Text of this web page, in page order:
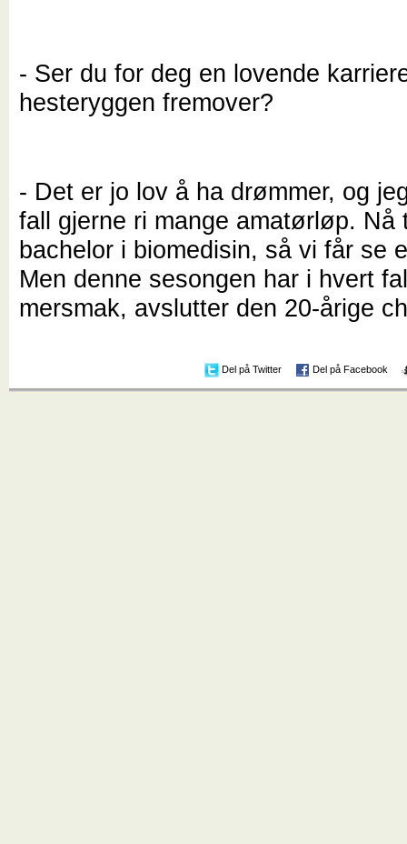
- Ser du for deg en lovende
hesteryggen fremover?
- Det er jo lov å ha drømmer, og
fall gjerne ri mange amatørløp. Nå
bachelor i biomedisin, så vi får se
Men denne sesongen har i hvert
mersmak, avslutter den 20-årige
Del på Twitter Del på Facebook